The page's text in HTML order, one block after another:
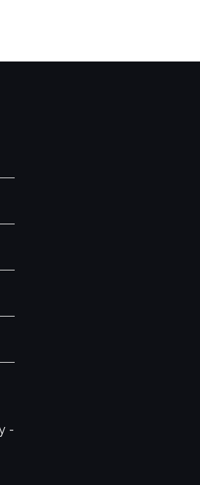
-